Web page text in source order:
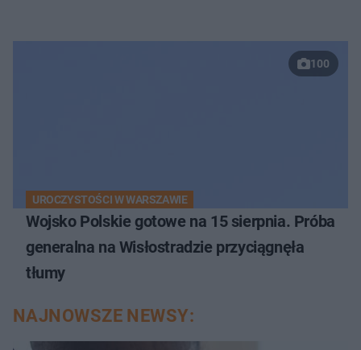
100
UROCZYSTOŚCI W WARSZAWIE
Wojsko Polskie gotowe na 15 sierpnia. Próba
generalna na Wisłostradzie przyciągnęła
tłumy
NAJNOWSZE NEWSY: